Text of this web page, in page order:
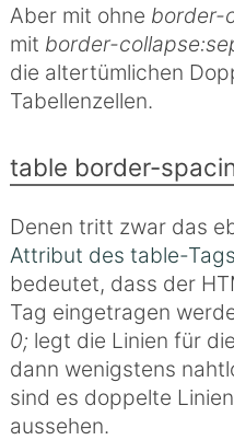
Aber mit ohne border-
mit border-
die altertümlichen
Tabellenzellen.
table border-
Denen tritt zwar das
Attribut des table-Tags
bedeutet, dass der
Tag eingetragen
0; legt die Linien für
dann wenigstens
sind es doppelte
aussehen.